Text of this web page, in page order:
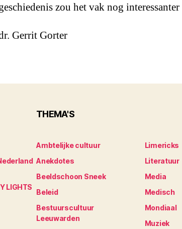
zou het vak nog
Gerrit Gorter
LIGHTS
THEMA'S
Ambtelijke cultuur
Anekdotes
Beeldschoon Sneek
Beleid
Bestuurscultuur
Leeuwarden
Limericks
Literatuur
Media
Medisch
Mondiaal
Muziek